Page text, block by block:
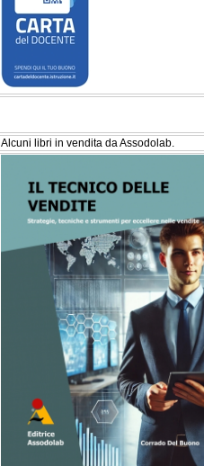
Alcuni libri in vendita da Assodolab.